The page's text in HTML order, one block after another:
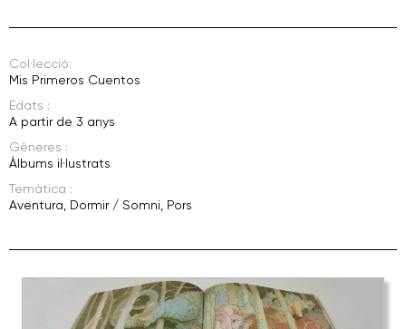
Col·lecció:
Mis Primeros Cuentos
Edats :
A partir de 3 anys
Gèneres :
Àlbums il·lustrats
Temàtica :
Aventura, Dormir / Somni, Pors